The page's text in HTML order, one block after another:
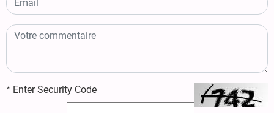
* Enter Security Code